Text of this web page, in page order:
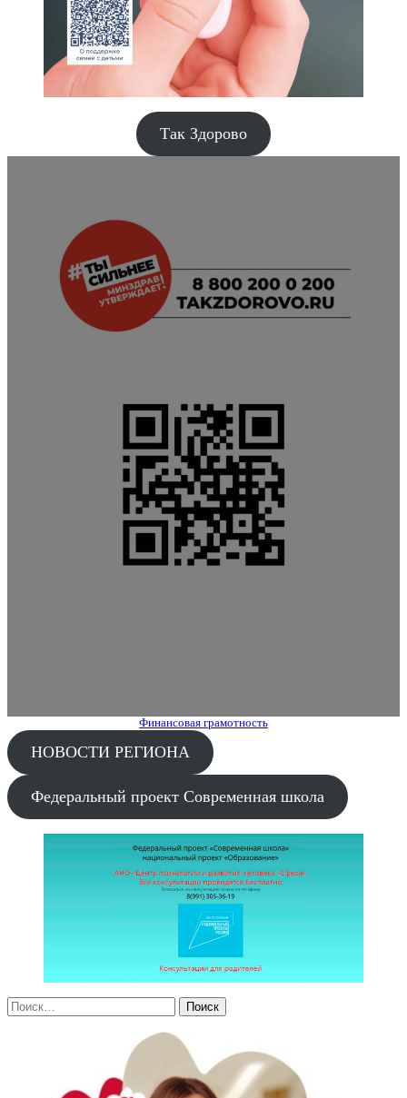
Так Здорово
Финансовая грамотность
НОВОСТИ РЕГИОНА
Федеральный проект Современная школа